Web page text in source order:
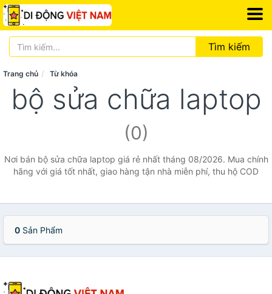
Tìm kiếm
Trang chủ Từ khóa
bộ sửa chữa laptop
(0)
Nơi bán bộ sửa chữa laptop giá rẻ nhất tháng 08/2026. Mua chính
hãng với giá tốt nhất, giao hàng tận nhà miễn phí, thu hộ COD
0 Sản Phẩm